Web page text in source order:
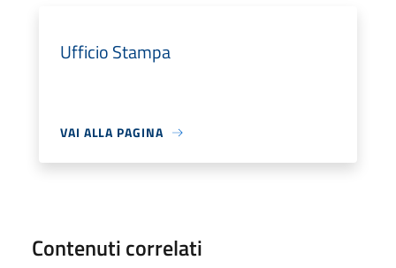
Ufficio Stampa
VAI ALLA PAGINA
Contenuti correlati